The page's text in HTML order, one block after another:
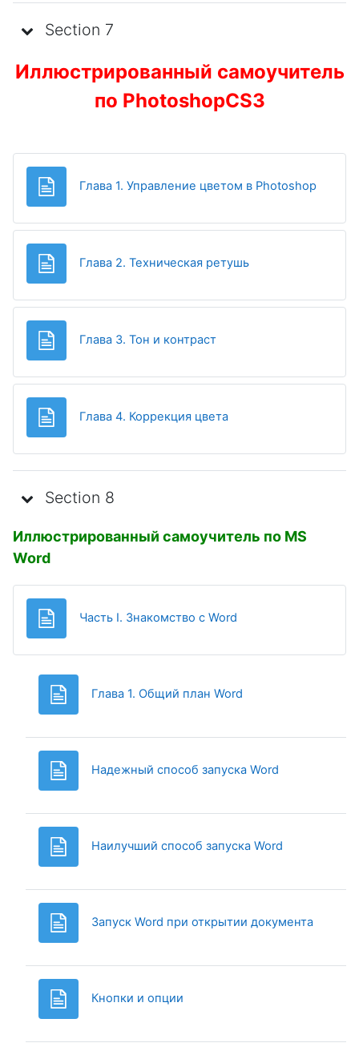
Section 7
Иллюстрированный самоучитель
по PhotoshopCS3
Глава 1. Управление цветом в PhotoshopPage
Глава 2. Техническая ретушьPage
Глава 3. Тон и контрастPage
Глава 4. Коррекция цветаPage
Section 8
Иллюстрированный самоучитель по MS
Word
Часть I. Знакомство с Word
Глава 1. Общий план Word
Надежный способ запуска Word
Наилучший способ запуска Word
Запуск Word при открытии документаPage
Кнопки и опции